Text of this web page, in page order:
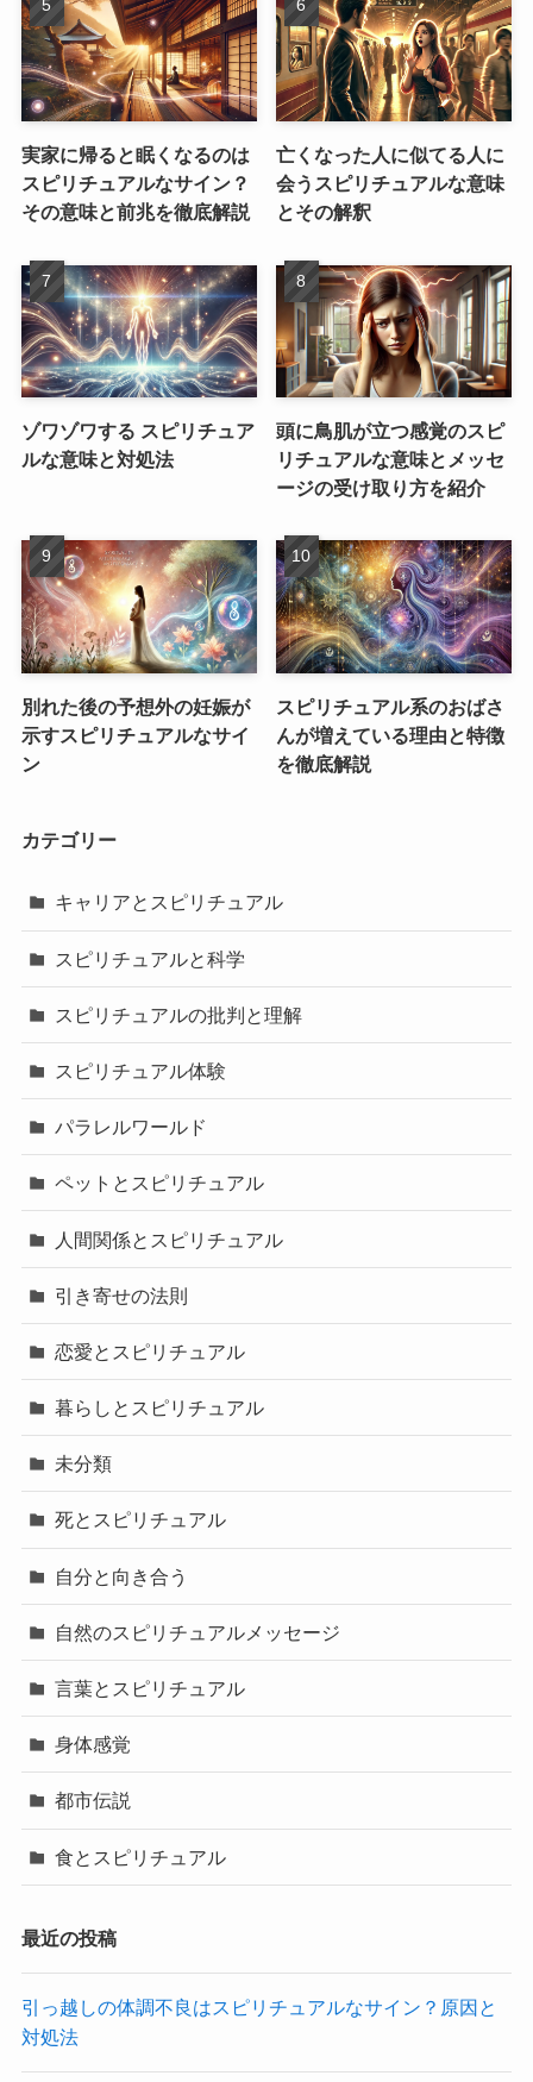
実家に帰ると眠くなるのは
スピリチュアルなサイン？
その意味と前兆を徹底解説
亡くなった人に似てる人に
会うスピリチュアルな意味
とその解釈
ゾワゾワする スピリチュア
ルな意味と対処法
頭に鳥肌が立つ感覚のスピ
リチュアルな意味とメッセ
ージの受け取り方を紹介
別れた後の予想外の妊娠が
示すスピリチュアルなサイ
ン
スピリチュアル系のおばさ
んが増えている理由と特徴
を徹底解説
カテゴリー
キャリアとスピリチュアル
スピリチュアルと科学
スピリチュアルの批判と理解
スピリチュアル体験
パラレルワールド
ペットとスピリチュアル
人間関係とスピリチュアル
引き寄せの法則
恋愛とスピリチュアル
暮らしとスピリチュアル
未分類
死とスピリチュアル
自分と向き合う
自然のスピリチュアルメッセージ
言葉とスピリチュアル
身体感覚
都市伝説
食とスピリチュアル
最近の投稿
引っ越しの体調不良はスピリチュアルなサイン？原因と
対処法